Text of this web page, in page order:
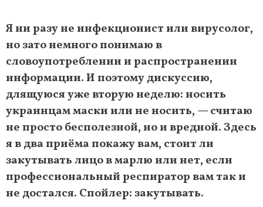
Я ни разу не инфекционист или вирусолог,
но зато немного понимаю в
словоупотреблении и распространении
информации. И поэтому дискуссию,
длящуюся уже вторую неделю: носить
украинцам маски или не носить, — считаю
не просто бесполезной, но и вредной. Здесь
я в два приёма покажу вам, стоит ли
закутывать лицо в марлю или нет, если
профессиональный респиратор вам так и
не достался. Спойлер: закутывать.